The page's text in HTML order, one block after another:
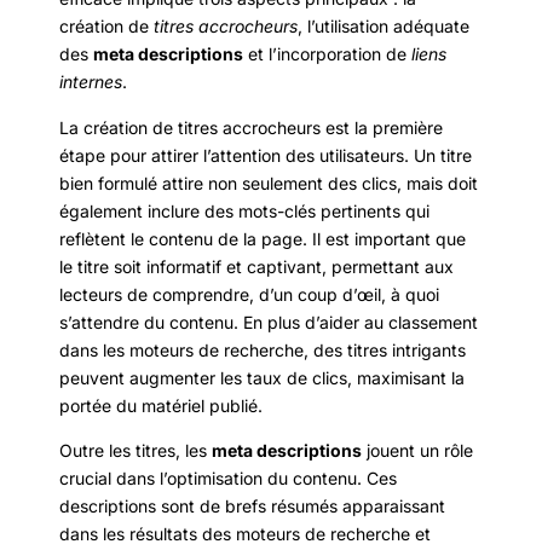
création de titres accrocheurs, l’utilisation adéquate
des meta descriptions et l’incorporation de liens
internes.
La création de titres accrocheurs est la première
étape pour attirer l’attention des utilisateurs. Un titre
bien formulé attire non seulement des clics, mais doit
également inclure des mots-clés pertinents qui
reflètent le contenu de la page. Il est important que
le titre soit informatif et captivant, permettant aux
lecteurs de comprendre, d’un coup d’œil, à quoi
s’attendre du contenu. En plus d’aider au classement
dans les moteurs de recherche, des titres intrigants
peuvent augmenter les taux de clics, maximisant la
portée du matériel publié.
Outre les titres, les meta descriptions jouent un rôle
crucial dans l’optimisation du contenu. Ces
descriptions sont de brefs résumés apparaissant
dans les résultats des moteurs de recherche et